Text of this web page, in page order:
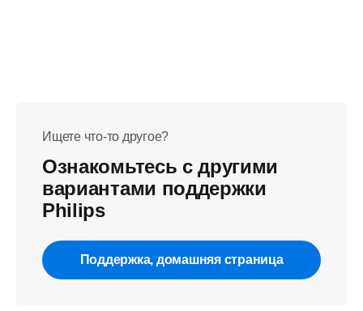
Ищете что-то другое?
Ознакомьтесь с другими
вариантами поддержки
Philips
Поддержка, домашняя страница